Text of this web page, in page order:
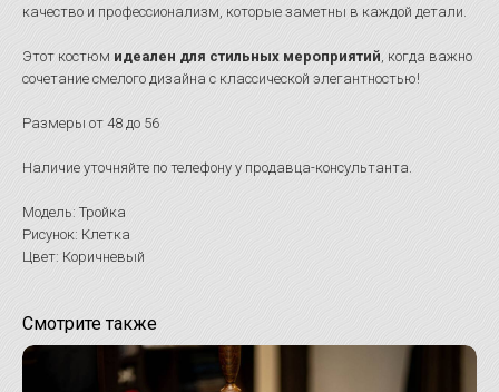
качество и профессионализм, которые заметны в каждой детали.
Этот костюм идеален для стильных мероприятий, когда важно
сочетание смелого дизайна с классической элегантностью!
Размеры от 48 до 56
Наличие уточняйте по телефону у продавца-консультанта.
Модель: Тройка
Рисунок: Клетка
Цвет: Коричневый
Смотрите также